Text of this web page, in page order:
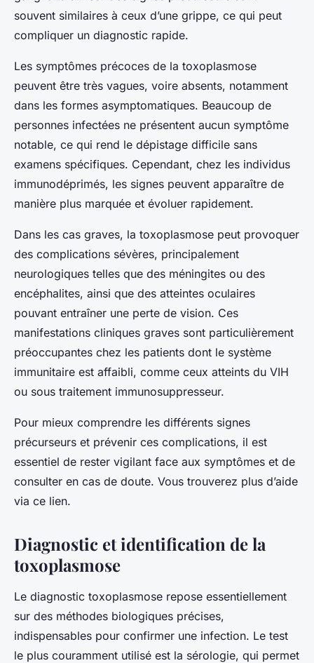
souvent similaires à ceux d’une grippe, ce qui peut
compliquer un diagnostic rapide.
Les symptômes précoces de la toxoplasmose
peuvent être très vagues, voire absents, notamment
dans les formes asymptomatiques. Beaucoup de
personnes infectées ne présentent aucun symptôme
notable, ce qui rend le dépistage difficile sans
examens spécifiques. Cependant, chez les individus
immunodéprimés, les signes peuvent apparaître de
manière plus marquée et évoluer rapidement.
Dans les cas graves, la toxoplasmose peut provoquer
des complications sévères, principalement
neurologiques telles que des méningites ou des
encéphalites, ainsi que des atteintes oculaires
pouvant entraîner une perte de vision. Ces
manifestations cliniques graves sont particulièrement
préoccupantes chez les patients dont le système
immunitaire est affaibli, comme ceux atteints du VIH
ou sous traitement immunosuppresseur.
Pour mieux comprendre les différents signes
précurseurs et prévenir ces complications, il est
essentiel de rester vigilant face aux symptômes et de
consulter en cas de doute. Vous trouverez plus d’aide
via ce lien.
Diagnostic et identification de la
toxoplasmose
Le diagnostic toxoplasmose repose essentiellement
sur des méthodes biologiques précises,
indispensables pour confirmer une infection. Le test
le plus couramment utilisé est la sérologie, qui permet